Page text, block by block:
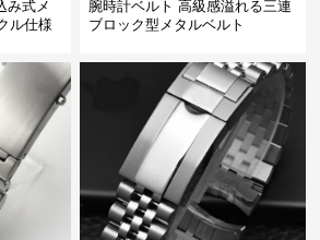
み式メ
ル仕様
腕時計ベルト 高級感溢れる三連
ブロック型メタルベルト